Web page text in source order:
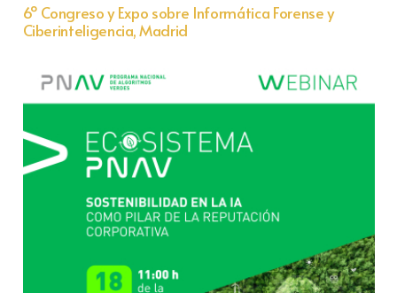
6º Congreso y Expo sobre Informática Forense y
Ciberinteligencia, Madrid